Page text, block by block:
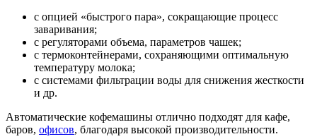
с опцией «быстрого пара», сокращающие процесс
заваривания;
с регуляторами объема, параметров чашек;
с термоконтейнерами, сохраняющими оптимальную
температуру молока;
с системами фильтрации воды для снижения жесткости
и др.
Автоматические кофемашины отлично подходят для кафе,
баров, офисов, благодаря высокой производительности.